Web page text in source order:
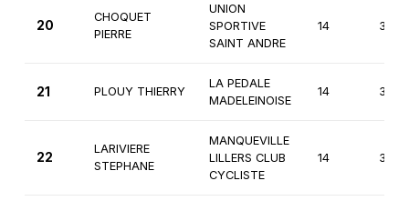
20
CHOQUET
PIERRE
UNION
SPORTIVE
SAINT ANDRE
14
21 PLOUY THIERRY
LA PEDALE
MADELEINOISE
14
22
LARIVIERE
STEPHANE
MANQUEVILLE
LILLERS CLUB
CYCLISTE
14